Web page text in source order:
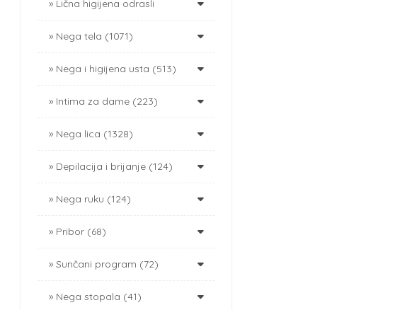
Lična higijena odrasli
Nega tela (1071)
Nega i higijena usta (513)
Intima za dame (223)
Nega lica (1328)
Depilacija i brijanje (124)
Nega ruku (124)
Pribor (68)
Sunčani program (72)
Nega stopala (41)